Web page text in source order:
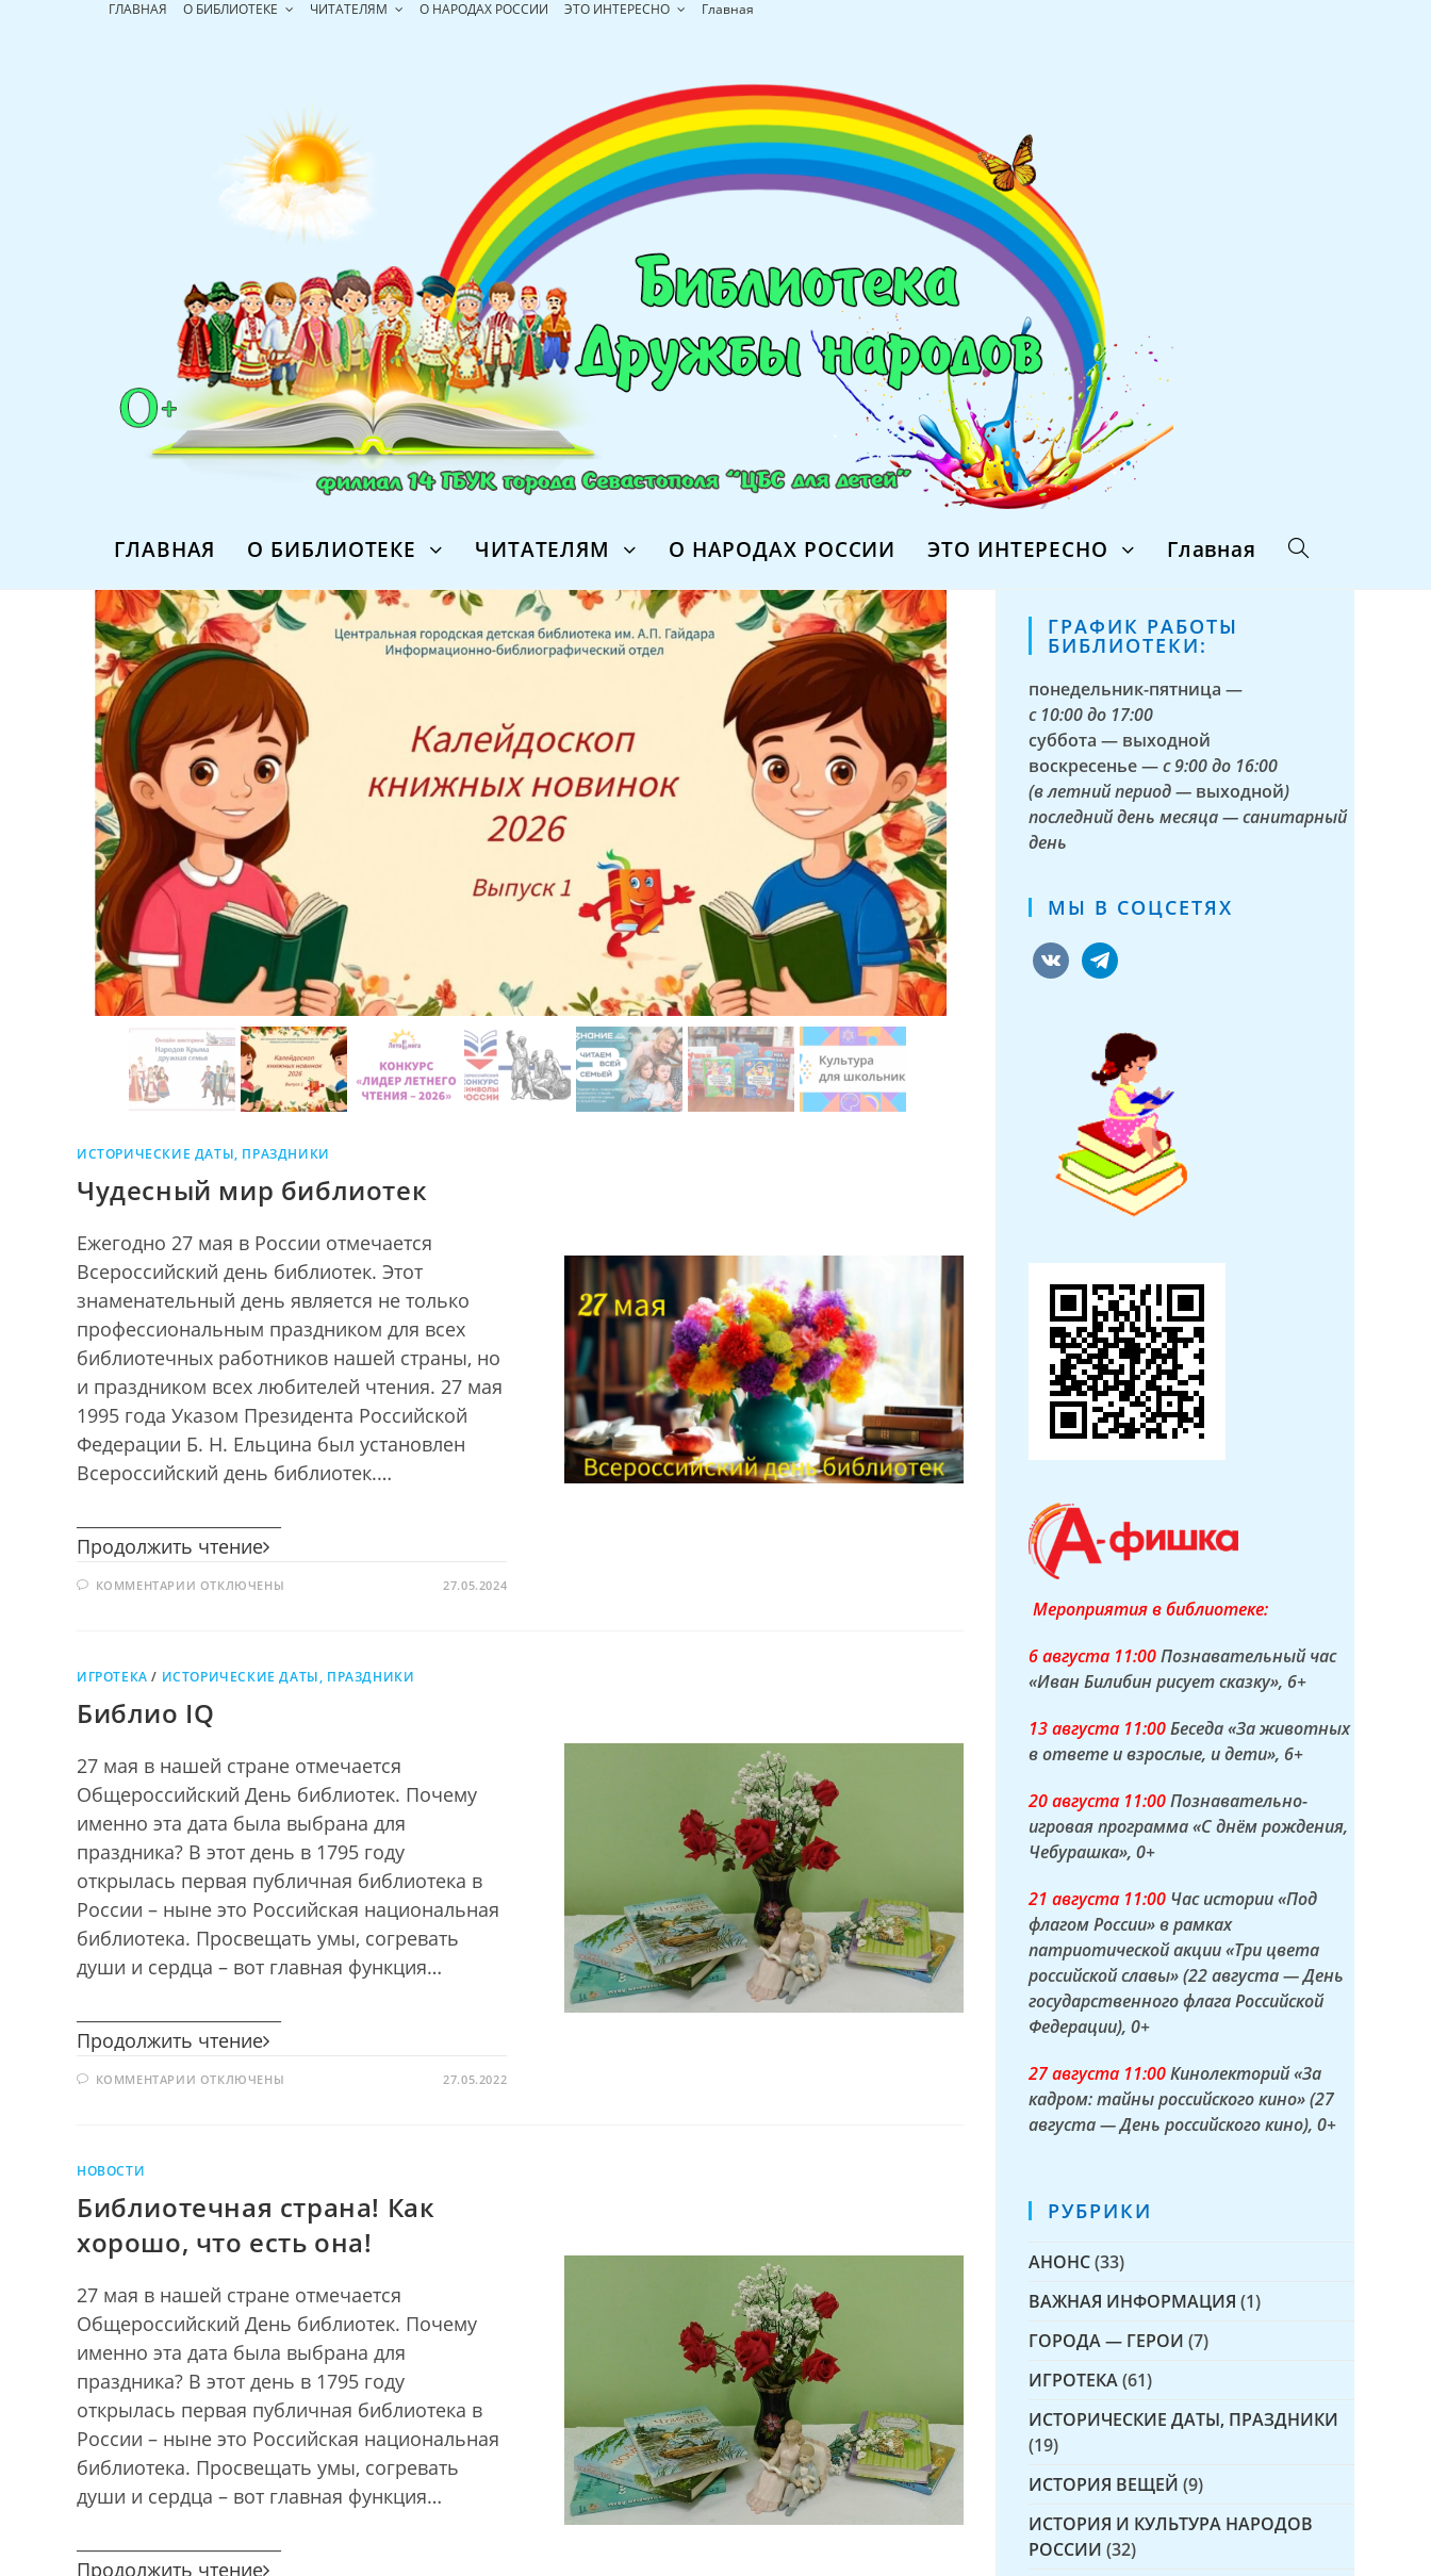
ГЛАВНАЯ О БИБЛИОТЕКЕ ЧИТАТЕЛЯМ О НАРОДАХ РОССИИ ЭТО ИНТЕРЕСНО Главная
ГЛАВНАЯ О БИБЛИОТЕКЕ ЧИТАТЕЛЯМ О НАРОДАХ РОССИИ ЭТО ИНТЕРЕСНО Главная
ИСТОРИЧЕСКИЕ ДАТЫ, ПРАЗДНИКИ
Чудесный мир библиотек
Ежегодно 27 мая в России отмечается
Всероссийский день библиотек. Этот
знаменательный день является не только
профессиональным праздником для всех
библиотечных работников нашей страны, но
и праздником всех любителей чтения. 27 мая
1995 года Указом Президента Российской
Федерации Б. Н. Ельцина был установлен
Всероссийский день библиотек.…
Продолжить чтение Чудесный
библиотек
КОММЕНТАРИИ КОТКЛЮЧЕНЫ 27.05.2024
ИГРОТЕКА / ИСТОРИЧЕСКИЕ ДАТЫ, ПРАЗДНИКИ
Библио IQ
27 мая в нашей стране отмечается
Общероссийский День библиотек. Почему
именно эта дата была выбрана для
праздника? В этот день в 1795 году
открылась первая публичная библиотека в
России – ныне это Российская национальная
библиотека. Просвещать умы, согревать
души и сердца – вот главная функция…
Продолжить чтение Библио
КОММЕНТАРИИ КОТКЛЮЧЕНЫ 27.05.2022
НОВОСТИ
Библиотечная страна! Как
хорошо, что есть она!
27 мая в нашей стране отмечается
Общероссийский День библиотек. Почему
именно эта дата была выбрана для
праздника? В этот день в 1795 году
открылась первая публичная библиотека в
России – ныне это Российская национальная
библиотека. Просвещать умы, согревать
души и сердца – вот главная функция…
Продолжить чтение Библиотечная
ГРАФИК РАБОТЫ
БИБЛИОТЕКИ:
понедельник-пятница —
с 10:00 до 17:00
суббота — выходной
воскресенье —с 9:00 до 16:00
(в летний период — выходной)
последний день месяца — санитарный
день
МЫ В СОЦСЕТЯХ
vkontaktetelegram
Мероприятия в библиотеке:
6 августа 11:00Познавательный час
«Иван Билибин рисует сказку», 6+
13 августа 11:00Беседа «За животных
в ответе и взрослые, и дети», 6+
20 августа 11:00Познавательно-
игровая программа «С днём рождения,
Чебурашка», 0+
21 августа 11:00 Час истории «Под
флагом России» в рамках
патриотической акции «Три цвета
российской славы» (22 августа — День
государственного флага Российской
Федерации), 0+
27 августа 11:00Кинолекторий «За
кадром: тайны российского кино» (27
августа — День российского кино), 0+
РУБРИКИ
АНОНС(33)
ВАЖНАЯ ИНФОРМАЦИЯ (1)
ГОРОДА — ГЕРОИ (7)
ИГРОТЕКА(61)
ИСТОРИЧЕСКИЕ ДАТЫ, ПРАЗДНИКИ
(19)
ИСТОРИЯ ВЕЩЕЙ (9)
ИСТОРИЯ И КУЛЬТУРА НАРОДОВ
РОССИИ (32)